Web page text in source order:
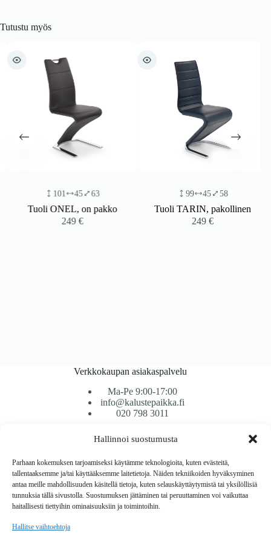
Hallinnoi suostumusta
Parhaan kokemuksen tarjoamiseksi käytämme teknologioita, kuten evästeitä,
tallentaaksemme ja/tai käyttääksemme laitetietoja. Näiden tekniikoiden hyväksyminen
antaa meille mahdollisuuden käsitellä tietoja, kuten selauskäyttäytymistä tai yksilöllisiä
tunnuksia tällä sivustolla. Suostumuksen jättäminen tai peruuttaminen voi vaikuttaa
haitallisesti tiettyihin ominaisuuksiin ja toimintoihin.
Hallitse vaihtoehtoja
Tutustu myös
101 45 63
Tuoli ONEL, on pakko
249€
99 45 58
Tuoli TARIN, pakollinen
249€
Verkkokaupan asiakaspalvelu
Ma-Pe 9:00-17:00
info@kalustepaikka.fi
020 798 3011
Tavarantoimitus / Maksutavat
Toimitustavat
Maksutavat
Vaihto ja palautus
Reklamaatiot